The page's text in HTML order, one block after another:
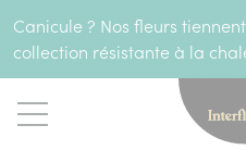
Canicule ? Nos fleurs
collection résistante à la